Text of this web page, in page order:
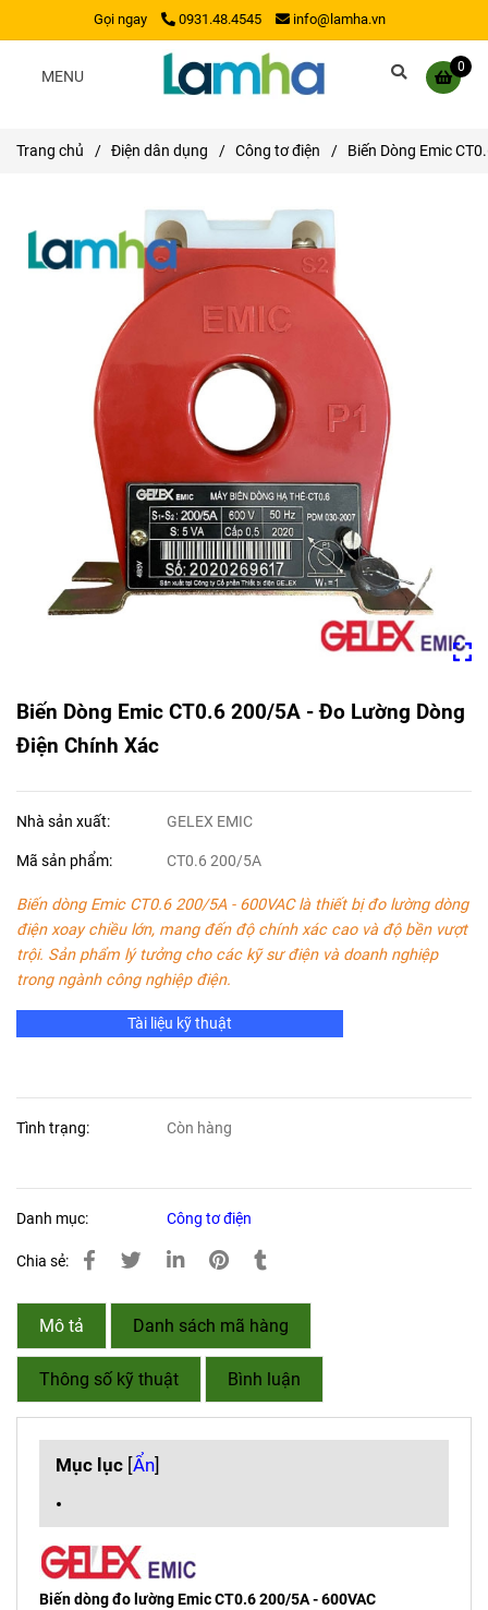
Gọi ngay 0931.48.4545 info@lamha.vn
0
MENU
Trang chủ / Điện dân dụng / Công tơ điện / Biến Dòng Emic
Biến Dòng Emic CT0.6 200/5A - Đo Lường Dòng
Điện Chính Xác
Nhà sản xuất: GELEX EMIC
Mã sản phẩm: CT0.6 200/5A
Biến dòng Emic CT0.6 200/5A - 600VAC là thiết bị đo lường dòng
điện xoay chiều lớn, mang đến độ chính xác cao và độ bền vượt
trội. Sản phẩm lý tưởng cho các kỹ sư điện và doanh nghiệp
trong ngành công nghiệp điện.
Tài liệu kỹ thuật
Tình trạng: Còn hàng
Danh mục: Công tơ điện
Chia sẻ:
Mô tả Danh sách mã hàng
Thông số kỹ thuật Bình luận
Mục lục [Ẩn]
Biến dòng đo lường Emic CT0.6 200/5A - 600VAC